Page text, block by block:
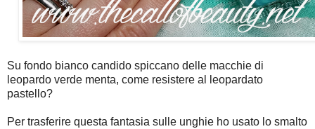
Su fondo bianco candido spiccano delle macchie di
leopardo verde menta, come resistere al leopardato
pastello?
Per trasferire questa fantasia sulle unghie ho usato lo smalto